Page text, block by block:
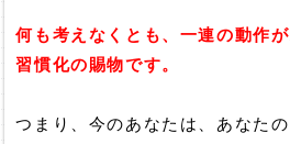
何も考えなくとも、一連の動作
習慣化の賜物です。
つまり、今のあなたは、あなた